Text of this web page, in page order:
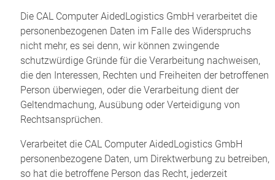
Die CAL Computer AidedLogistics GmbH verarbeitet die
personenbezogenen Daten im Falle des Widerspruchs
nicht mehr, es sei denn, wir können zwingende
schutzwürdige Gründe für die Verarbeitung nachweisen,
die den Interessen, Rechten und Freiheiten der betroffenen
Person überwiegen, oder die Verarbeitung dient der
Geltendmachung, Ausübung oder Verteidigung von
Rechtsansprüchen.
Verarbeitet die CAL Computer AidedLogistics GmbH
personenbezogene Daten, um Direktwerbung zu betreiben,
so hat die betroffene Person das Recht, jederzeit